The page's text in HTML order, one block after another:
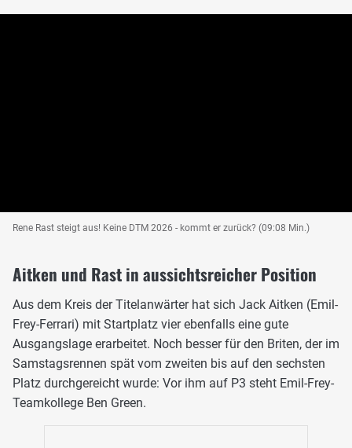
Rene Rast steigt aus! Keine DTM 2026 - kommt er zurück? (09:08 Min.)
Aitken und Rast in aussichtsreicher Position
Aus dem Kreis der Titelanwärter hat sich Jack Aitken (Emil-
Frey-Ferrari) mit Startplatz vier ebenfalls eine gute
Ausgangslage erarbeitet. Noch besser für den Briten, der im
Samstagsrennen spät vom zweiten bis auf den sechsten
Platz durchgereicht wurde: Vor ihm auf P3 steht Emil-Frey-
Teamkollege Ben Green.